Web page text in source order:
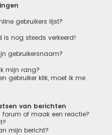
gebruikers lijst?
nog steeds verkeerd!
gebruikersnaam?
mijn rang?
gebruiker klik, moet ik me
van berichten
forum of maak een reactie?
mijn bericht?